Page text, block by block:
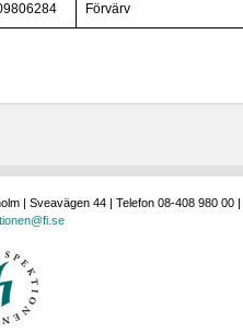
Förvärv
| Sveavägen 44 | Telefon 08-408 980 00 |